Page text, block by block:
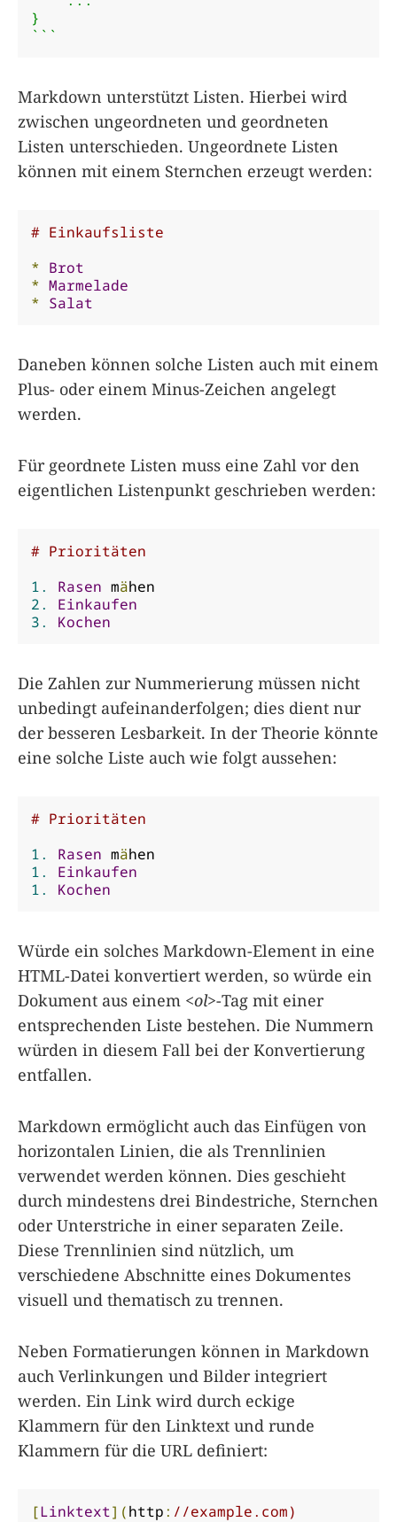
}
```
Markdown unterstützt Listen. Hierbei wird
zwischen ungeordneten und geordneten
Listen unterschieden. Ungeordnete Listen
können mit einem Sternchen erzeugt werden:
# Einkaufsliste
* Brot
* Marmelade
* Salat
Daneben können solche Listen auch mit einem
Plus- oder einem Minus-Zeichen angelegt
werden.
Für geordnete Listen muss eine Zahl vor den
eigentlichen Listenpunkt geschrieben werden:
# Prioritäten
1.
Rasen mä
2.
Einkaufen
3.
Kochen
Die Zahlen zur Nummerierung müssen nicht
unbedingt aufeinanderfolgen; dies dient nur
der besseren Lesbarkeit. In der Theorie könnte
eine solche Liste auch wie folgt aussehen:
# Prioritäten
1.
Rasen mä
1.
Einkaufen
1.
Kochen
Würde ein solches Markdown-Element in eine
HTML-Datei konvertiert werden, so würde ein
Dokument aus einem <ol>-Tag mit einer
entsprechenden Liste bestehen. Die Nummern
würden in diesem Fall bei der Konvertierung
entfallen.
Markdown ermöglicht auch das Einfügen von
horizontalen Linien, die als Trennlinien
verwendet werden können. Dies geschieht
durch mindestens drei Bindestriche, Sternchen
oder Unterstriche in einer separaten Zeile.
Diese Trennlinien sind nützlich, um
verschiedene Abschnitte eines Dokumentes
visuell und thematisch zu trennen.
Neben Formatierungen können in Markdown
auch Verlinkungen und Bilder integriert
werden. Ein Link wird durch eckige
Klammern für den Linktext und runde
Klammern für die URL definiert:
[Linktext](http: //example.com)